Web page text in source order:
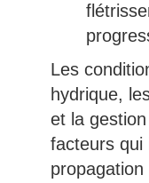
Les
hydrique,
et la
facteurs qui
propagation